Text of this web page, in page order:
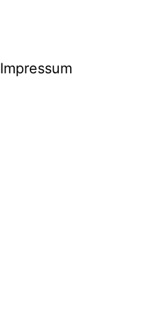
Impressum